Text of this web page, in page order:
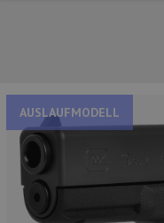
AUSLAUFMODELL
NOS PRINCIPALES MARQUES